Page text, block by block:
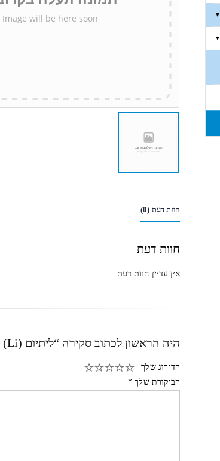
חוות דעת (0)
חוות דעת
אין עדיין חוות דעת.
היה הראשון לכתוב סקירה “ליתיום (Li) כמות 10 ג’ 444456”
הדירוג שלך
הביקורת שלך *
▼
▼